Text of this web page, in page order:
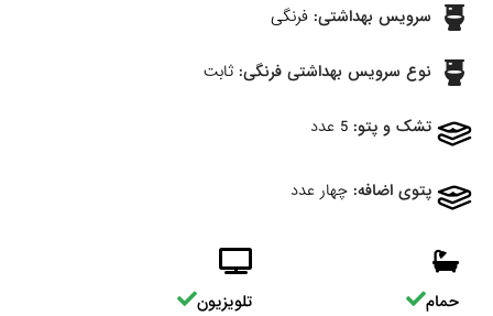
سرویس بهداشتی: فرنگی
نوع سرویس بهداشتی فرنگی: ثابت
تشک و پتو: 5 عدد
پتوی اضافه: چهار عدد
حمام تلویزیون